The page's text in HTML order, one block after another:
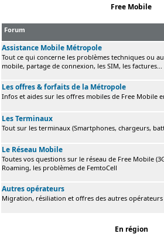
Free Mobile
Forum
Assistance Mobile Métropole
Tout ce qui concerne les problèmes techniques ou
mobile, partage de connexion, les SIM, les factures...
Les offres & forfaits de la Métropole
Infos et aides sur les offres mobiles de Free Mobile
Les Terminaux
Tout sur les terminaux (Smartphones, chargeurs,
Le Réseau Mobile
Toutes vos questions sur le réseau de Free Mobile
Roaming, les problèmes de FemtoCell
Autres opérateurs
Migration, résiliation et offres des autres
En région